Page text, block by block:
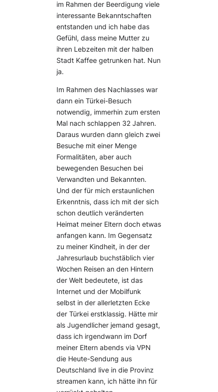
im Rahmen der Beerdigung viele
interessante Bekanntschaften
entstanden und ich habe das
Gefühl, dass meine Mutter zu
ihren Lebzeiten mit der halben
Stadt Kaffee getrunken hat. Nun
ja.
Im Rahmen des Nachlasses war
dann ein Türkei-Besuch
notwendig, immerhin zum ersten
Mal nach schlappen 32 Jahren.
Daraus wurden dann gleich zwei
Besuche mit einer Menge
Formalitäten, aber auch
bewegenden Besuchen bei
Verwandten und Bekannten.
Und der für mich erstaunlichen
Erkenntnis, dass ich mit der sich
schon deutlich veränderten
Heimat meiner Eltern doch etwas
anfangen kann. Im Gegensatz
zu meiner Kindheit, in der der
Jahresurlaub buchstäblich vier
Wochen Reisen an den Hintern
der Welt bedeutete, ist das
Internet und der Mobilfunk
selbst in der allerletzten Ecke
der Türkei erstklassig. Hätte mir
als Jugendlicher jemand gesagt,
dass ich irgendwann im Dorf
meiner Eltern abends via VPN
die Heute-Sendung aus
Deutschland live in die Provinz
streamen kann, ich hätte ihn für